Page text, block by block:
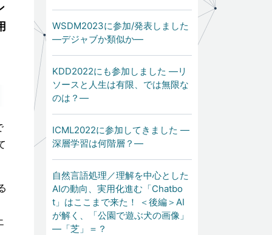
WSDM2023に参加/発表しました
―デジャブか類似か―
KDD2022にも参加しました ―リ
ソースと人生は有限、では無限な
のは？―
ICML2022に参加してきました ―
深層学習は何階層？―
自然言語処理／理解を中心とした
AIの動向、実用化進む「Chatbo
t」はここまで来た！ ＜後編＞AI
が解く、「公園で遊ぶ犬の画像」
―「芝」＝？